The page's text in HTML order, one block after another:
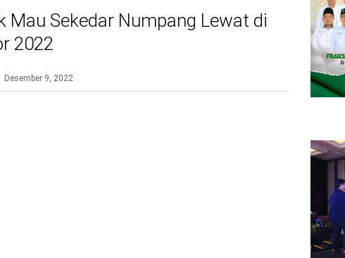
Mau Sekedar Numpang Lewat di
2022
Desember 9, 2022